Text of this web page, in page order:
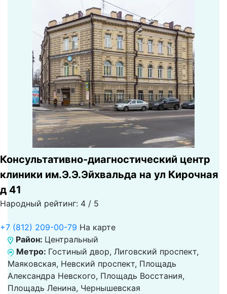
Консультативно-диагностический центр
клиники им.Э.Э.Эйхвальда на ул Кирочная
д 41
Народный рейтинг: 4 / 5
+7 (812) 209-00-79 На карте
Район: Центральный
Метро: Гостиный двор, Лиговский проспект,
Маяковская, Невский проспект, Площадь
Александра Невского, Площадь Восстания,
Площадь Ленина, Чернышевская